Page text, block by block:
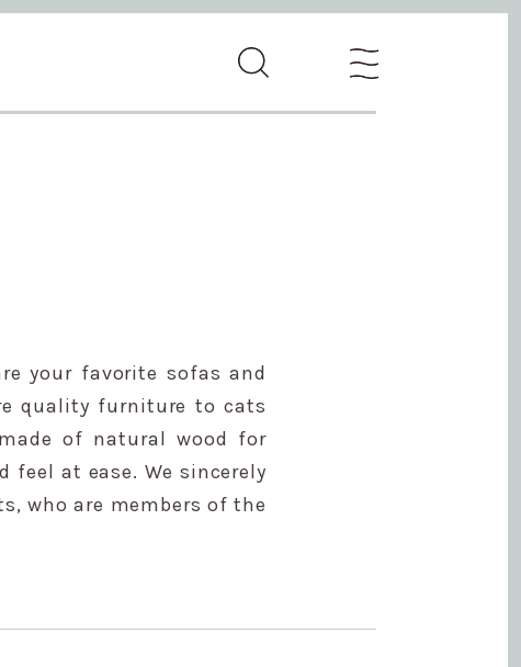
your favorite sofas and
quality furniture to cats
of natural wood for
feel at ease. We sincerely
who are members of the